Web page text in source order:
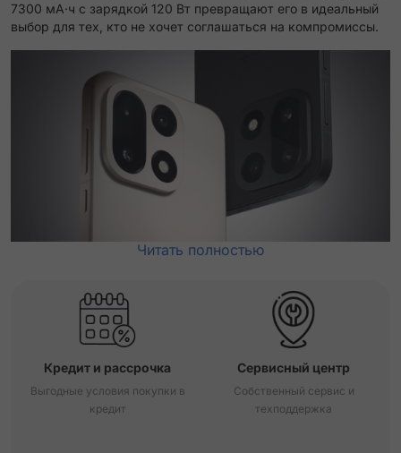
7300 мА·ч с зарядкой 120 Вт превращают его в идеальный
выбор для тех, кто не хочет соглашаться на компромиссы.
Читать полностью
Кредит и рассрочка
Выгодные условия покупки в
кредит
Сервисный центр
Собственный сервис и
техподдержка